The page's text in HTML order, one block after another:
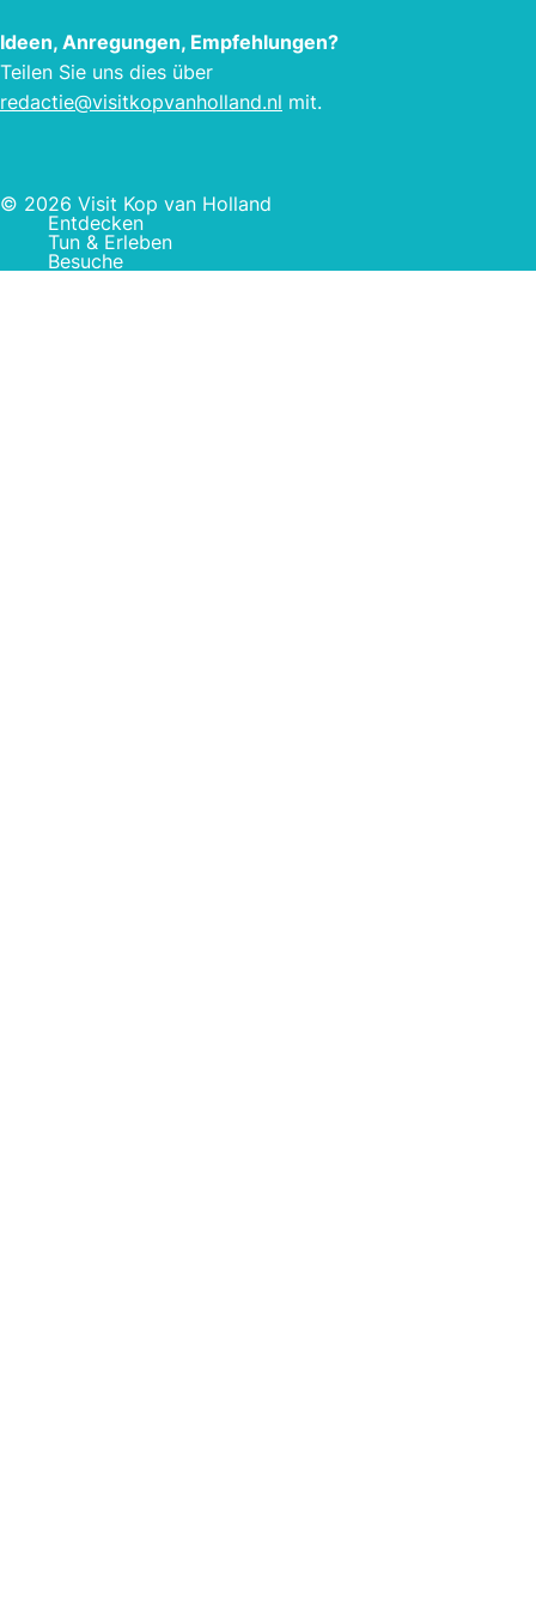
Ideen, Anregungen, Empfehlungen?
Teilen Sie uns dies über
redactie@visitkopvanholland.nl mit.
© 2026 Visit Kop van Holland
Entdecken
Tun & Erleben
Besuche